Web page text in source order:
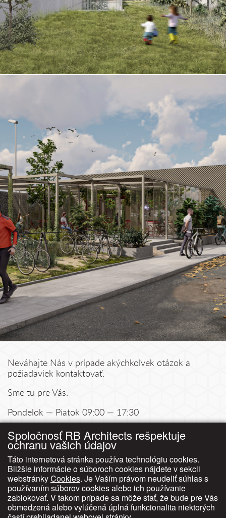
Spoločnosť RB Architects rešpektuje
ochranu vašich údajov
Táto internetová stránka používa technológiu cookies.
Bližšie informácie o súboroch cookies nájdete v sekcii
webstránkyCookies. Je Vaším právom neudeliť súhlas s
používaním súborov cookies alebo ich používanie
zablokovať. V takom prípade sa môže stať, že bude pre Vás
obmedzená alebo vylúčená úplná funkcionalita niektorých
Neváhajte Nás v prípade akýchkoľvek otázok a
požiadaviek kontaktovať.
Sme tu pre Vás:
Pondelok — Piatok 09:00 — 17:30
Kontakt:
Smetanova 13, 811 03 Bratislava 1
+421 905 505 243
rbarchitects@rbarchitects.sk
Nájdete nás: